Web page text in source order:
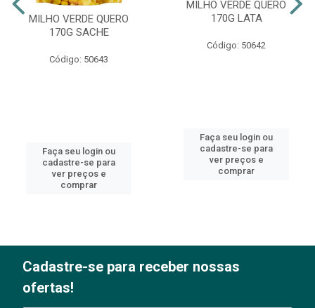
MILHO VERDE QUERO
170G SACHE
Código: 50643
Faça seu login ou
cadastre-se para
ver preços e
comprar
MILHO VERDE QUERO
170G LATA
Código: 50642
Faça seu login ou
cadastre-se para
ver preços e
comprar
Cadastre-se para receber nossas
ofertas!